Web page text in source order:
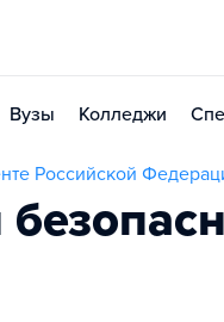
Вузы Колледжи
Российской